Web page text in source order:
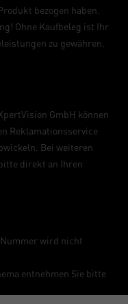
bezogen haben.
Ohne Kaufbeleg ist Ihr
zu gewähren.
GmbH können
Reklamationsservice
Bei weiteren
direkt an Ihren
wird nicht
entnehmen Sie bitte